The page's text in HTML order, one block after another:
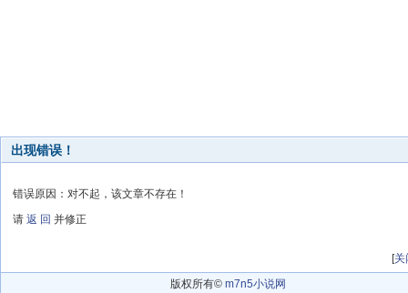
出现错误！
错误原因：对不起，该文章不存在！
请 返 回 并修正
[关
版权所有© m7n5小说网